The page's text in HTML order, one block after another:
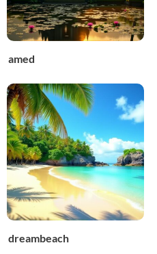
amed
dreambeach